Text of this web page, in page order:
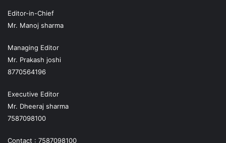
Editor-in-Chief
Mr. Manoj sharma
Managing Editor
Mr. Prakash joshi
8770564196
Executive Editor
Mr. Dheeraj sharma
7587098100
Contact : 7587098100